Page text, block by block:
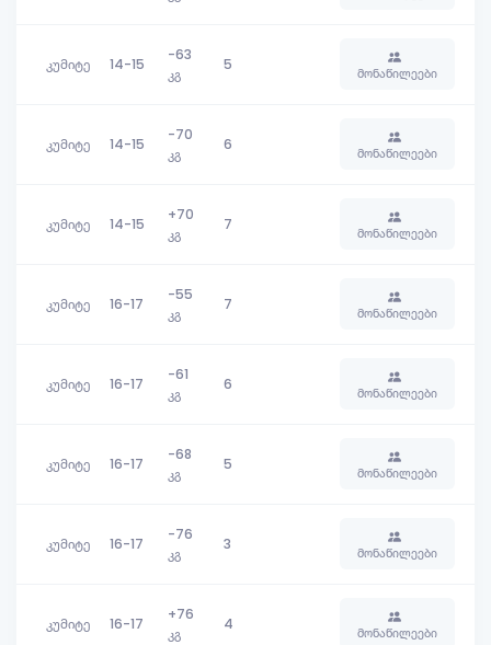
კუმიტე 14-15
-63
კგ
5 მონაწილეები
კუმიტე 14-15
-70
კგ
6 მონაწილეები
კუმიტე 14-15
+70
კგ
7 მონაწილეები
კუმიტე 16-17
-55
კგ
7 მონაწილეები
კუმიტე 16-17
-61
კგ
6 მონაწილეები
კუმიტე 16-17
-68
კგ
5 მონაწილეები
კუმიტე 16-17
-76
კგ
3 მონაწილეები
კუმიტე 16-17
+76
კგ
4 მონაწილეები